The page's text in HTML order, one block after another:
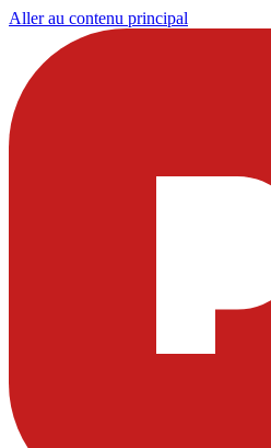
Aller au contenu principal